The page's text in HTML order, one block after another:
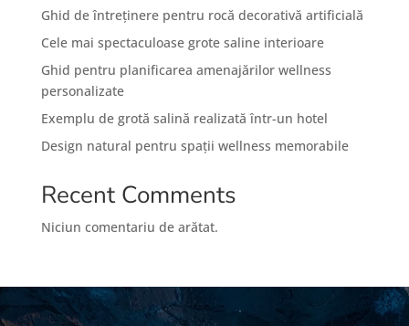
Ghid de întreținere pentru rocă decorativă artificială
Cele mai spectaculoase grote saline interioare
Ghid pentru planificarea amenajărilor wellness
personalizate
Exemplu de grotă salină realizată într-un hotel
Design natural pentru spații wellness memorabile
Recent Comments
Niciun comentariu de arătat.